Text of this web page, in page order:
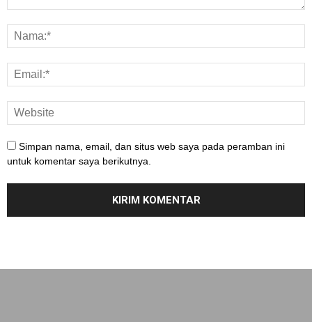
Simpan nama, email, dan situs web saya pada peramban ini
untuk komentar saya berikutnya.